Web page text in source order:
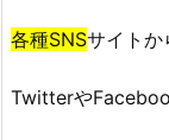
各種SNSサイトか
Twitterや